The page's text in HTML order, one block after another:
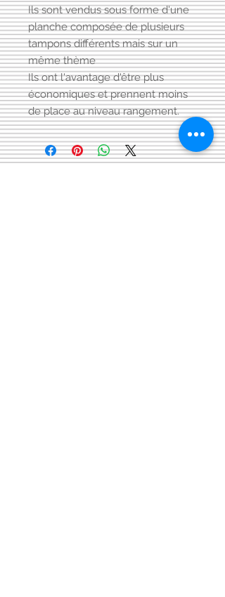
Ils sont vendus sous forme d'une
planche composée de plusieurs
tampons différents mais sur un
même thème
Ils ont l'avantage d'être plus
économiques et prennent moins
de place au niveau rangement.